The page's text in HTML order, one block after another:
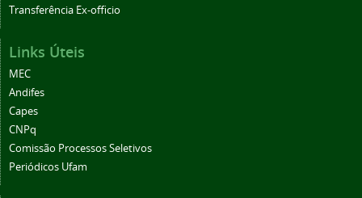
Transferência Ex-officio
Links Úteis
MEC
Andifes
Capes
CNPq
Comissão Processos Seletivos
Periódicos Ufam